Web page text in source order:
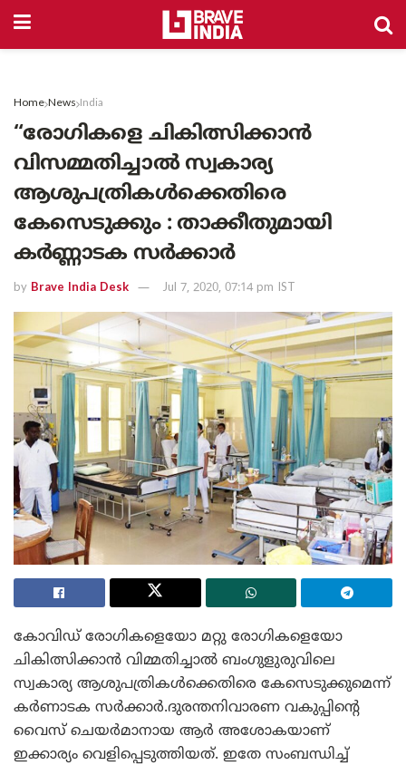
Home News India
“രോഗികളെ ചികിത്സിക്കാൻ
വിസമ്മതിച്ചാൽ സ്വകാര്യ
ആശുപത്രികൾക്കെതിരെ
കേസെടുക്കും : താക്കീതുമായി
കർണ്ണാടക സർക്കാർ
by Brave India Desk Jul 7, 2020, 07:14 pm IST
കോവിഡ് രോഗികളെയോ മറ്റു രോഗികളെയോ
ചികിത്സിക്കാൻ വിമ്മതിച്ചാൽ ബംഗുളുരുവിലെ
സ്വകാര്യ ആശുപത്രികൾക്കെതിരെ കേസെടുക്കുമെന്ന്
കർണാടക സർക്കാർ.ദുരന്തനിവാരണ വകുപ്പിന്റെ
വൈസ് ചെയർമാനായ ആർ അശോകയാണ്
ഇക്കാര്യം വെളിപ്പെടുത്തിയത്. ഇതേ സംബന്ധിച്ച്